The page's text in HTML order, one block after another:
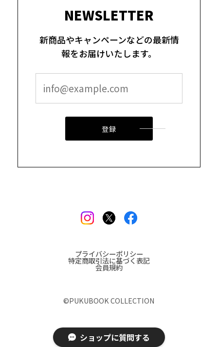
NEWSLETTER
新商品やキャンペーンなどの最新情
報をお届けいたします。
登録
プライバシーポリシー
特定商取引法に基づく表記
会員規約
©︎PUKUBOOK COLLECTION
ショップに質問する